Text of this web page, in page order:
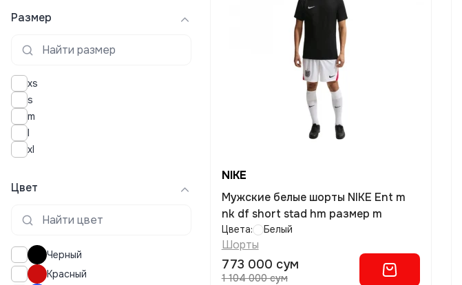
Размер
xs
s
m
l
xl
Цвет
Черный
Красный
NIKE
Мужские белые шорты NIKE Ent m
nk df short stad hm размер m
Цвета: Белый
Шорты
773 000 сум
1 104 000 сум